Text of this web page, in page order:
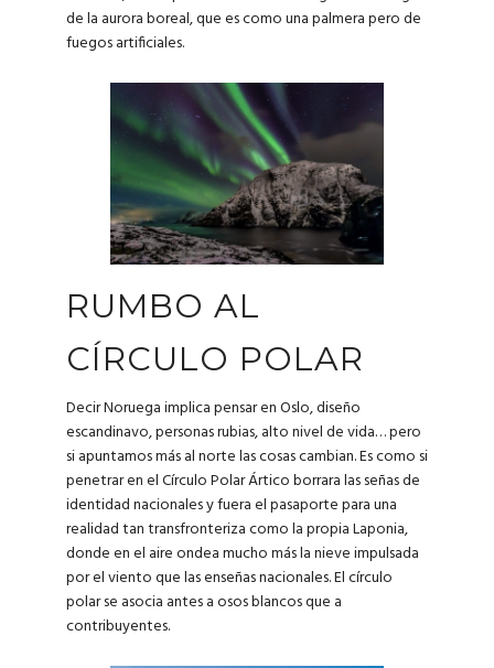
de la aurora boreal, que es como una palmera pero de
fuegos artificiales.
RUMBO AL
CÍRCULO POLAR
Decir Noruega implica pensar en Oslo, diseño
escandinavo, personas rubias, alto nivel de vida… pero
si apuntamos más al norte las cosas cambian. Es como si
penetrar en el Círculo Polar Ártico borrara las señas de
identidad nacionales y fuera el pasaporte para una
realidad tan transfronteriza como la propia Laponia,
donde en el aire ondea mucho más la nieve impulsada
por el viento que las enseñas nacionales. El círculo
polar se asocia antes a osos blancos que a
contribuyentes.